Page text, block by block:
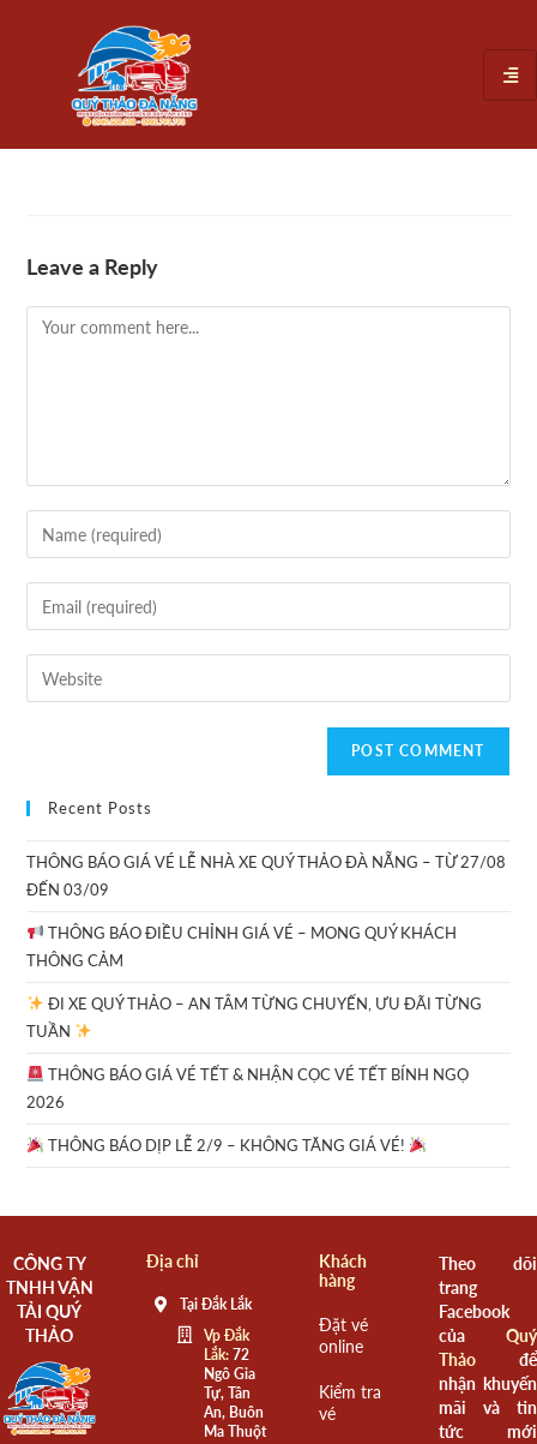
Leave a Reply
Recent Posts
THÔNG BÁO GIÁ VÉ LỄ NHÀ XE QUÝ THẢO ĐÀ NẴNG – TỪ 27/08
ĐẾN 03/09
THÔNG BÁO ĐIỀU CHỈNH GIÁ VÉ – MONG QUÝ KHÁCH
THÔNG CẢM
ĐI XE QUÝ THẢO – AN TÂM TỪNG CHUYẾN, ƯU ĐÃI TỪNG
TUẦN
THÔNG BÁO GIÁ VÉ TẾT & NHẬN CỌC VÉ TẾT BÍNH NGỌ
2026
THÔNG BÁO DỊP LỄ 2/9 – KHÔNG TĂNG GIÁ VÉ!
CÔNG TY
TNHH VẬN
TẢI QUÝ
THẢO
Địa chỉ
Tại Đắk Lắk
Vp Đắk
Lắk:72
Ngô Gia
Tự, Tân
An, Buôn
Ma Thuột
Khách
hàng
Đặt vé
online
Kiểm tra
vé
Theo dõi
trang
Facebook
của Quý
Thảođể
nhận khuyến
mãi và tin
tức mới